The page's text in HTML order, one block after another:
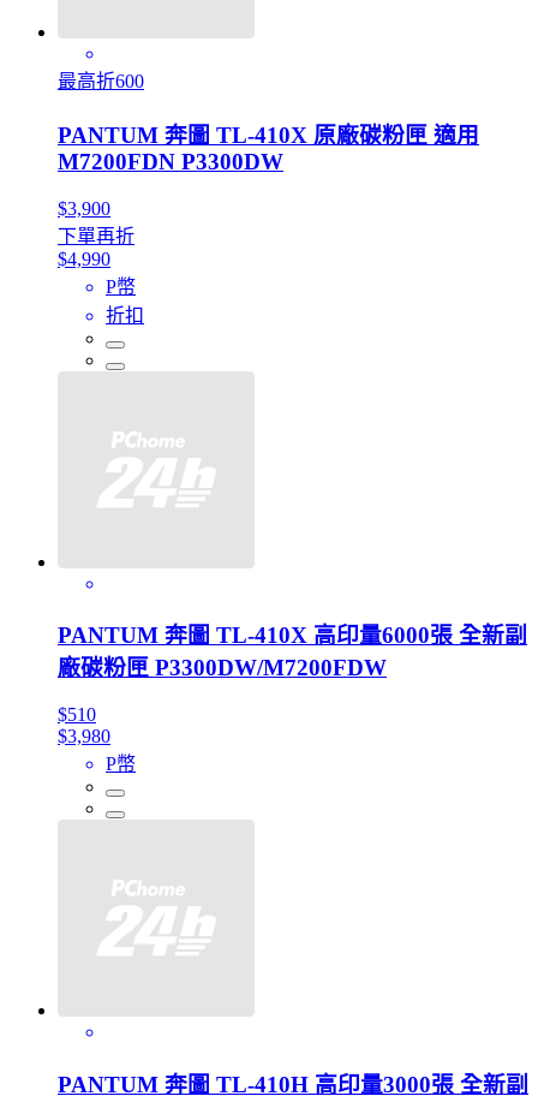
最高折600
PANTUM 奔圖 TL-410X 原廠碳粉匣 適用
M7200FDN P3300DW
$3,900
下單再折
$4,990
P幣
折扣
PANTUM 奔圖 TL-410X 高印量6000張 全新副
廠碳粉匣 P3300DW/M7200FDW
$510
$3,980
P幣
PANTUM 奔圖 TL-410H 高印量3000張 全新副